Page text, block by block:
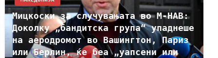
Мицкоски за случувањата во М-НАВ:
Доколку „бандитска група“ упаднеше
на аеродромот во Вашингтон, Париз
или Берлин, ќе беа „уапсени или